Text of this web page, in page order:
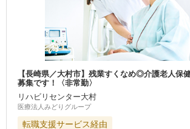
【長崎県／大村市】残業すくなめ◎介護老人保
募集です！〈非常勤〉
リハビリセンター大村
医療法人みどりグループ
転職支援サービス経由